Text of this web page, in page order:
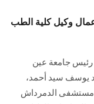
وكيل كلية الطب
رئيس جامعة عين
يوسف سيد أحمد،
مستشفى الدمرداش